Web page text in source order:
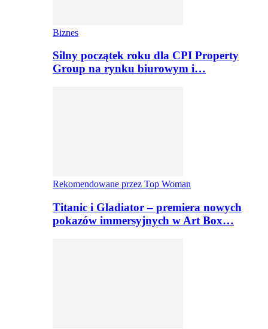
Biznes
Silny początek roku dla CPI Property
Group na rynku biurowym i…
Rekomendowane przez Top Woman
Titanic i Gladiator – premiera nowych
pokazów immersyjnych w Art Box…